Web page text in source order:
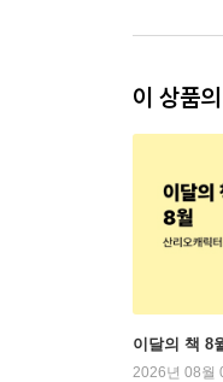
이 상품
이달의 책 8
2026년 08월